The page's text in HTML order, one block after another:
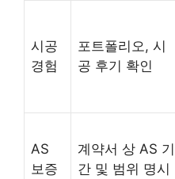
시공
경험
포트폴리오, 시
공 후기 확인
AS
보증
계약서 상 AS 기
간 및 범위 명시